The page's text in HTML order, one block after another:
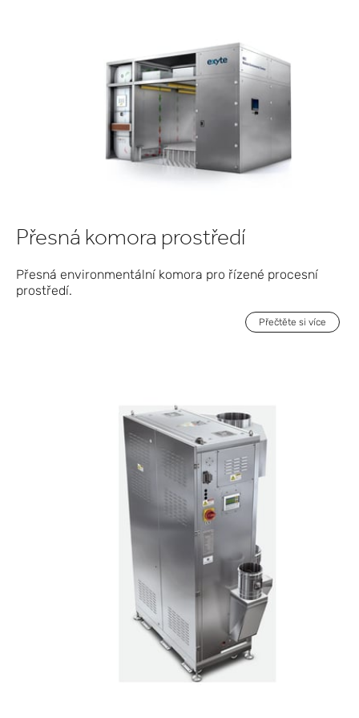
Přesná komora prostředí
Přesná environmentální komora pro řízené procesní
prostředí.
Přečtěte si více